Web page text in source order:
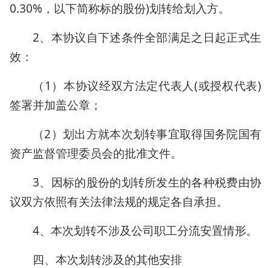
0.30%，以下简称标的股份)划转给划入方。
2、本协议自下述条件全部满足之日起正式生
效：
（1）本协议经双方法定代表人(或授权代表)
签署并加盖公章；
（2）划出方就本次划转事宜取得国务院国有
资产监督管理委员会的批准文件。
3、因标的股份的划转所发生的各种税费由协
议双方依照有关法律法规的规定各自承担。
4、本次划转不涉及公司职工分流安置情形。
四、本次划转涉及的其他安排